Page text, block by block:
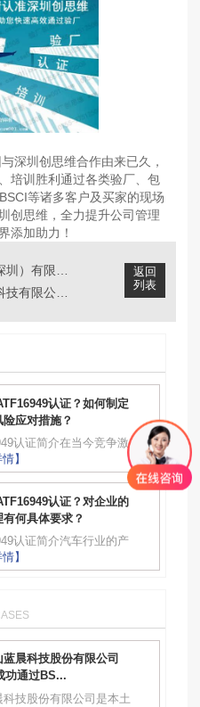
圳创思维合作由来已久，
培训胜利通过各类验厂、包
等诸多客户及买家的现场
创思维，全力提升公司管理
添加助力！
返回
列表
认证？如何制定
应对措施？
认证简介在当今竞争激
情】
认证？对企业的
有何具体要求？
认证简介汽车行业的产
情】
蓝晨科技股份有限公司
功通过BS...
科技股份有限公司是本土